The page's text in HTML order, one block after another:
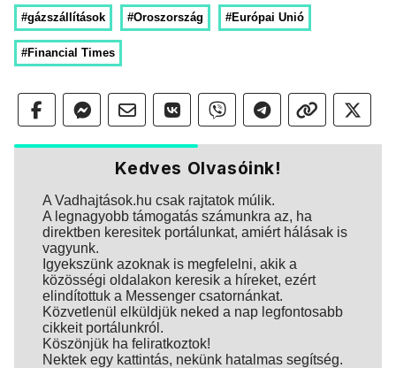
#gázszállítások #Oroszország #Európai Unió
#Financial Times
Kedves Olvasóink!
A Vadhajtások.hu csak rajtatok múlik.
A legnagyobb támogatás számunkra az, ha
direktben keresitek portálunkat, amiért hálásak is
vagyunk.
Igyekszünk azoknak is megfelelni, akik a
közösségi oldalakon keresik a híreket, ezért
elindítottuk a Messenger csatornánkat.
Közvetlenül elküldjük neked a nap legfontosabb
cikkeit portálunkról.
Köszönjük ha feliratkoztok!
Nektek egy kattintás, nekünk hatalmas segítség.